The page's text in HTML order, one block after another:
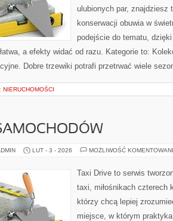
ulubionych par, znajdziesz
konserwacji obuwia w
podejście do tematu,
a efekty widać od razu. Kategorie to:
Dobre trzewiki potrafi przetrwać wiele
NIERUCHOMOŚCI
LUT - 3 - 2026 MOŻLIWOŚĆ
Taxi Drive to serwis
taxi, miłośnikach czterech
którzy chcą lepiej
miejsce, w którym